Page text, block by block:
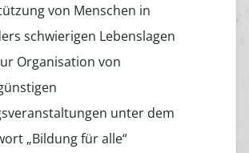
von Menschen in
schwierigen Lebenslagen
Organisation von
unter dem
„Bildung für alle“